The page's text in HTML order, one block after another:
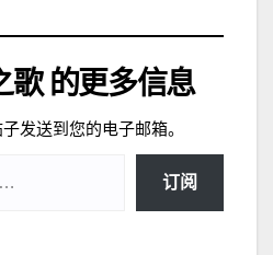
歌 的更多信息
发送到您的电子邮箱。
订阅